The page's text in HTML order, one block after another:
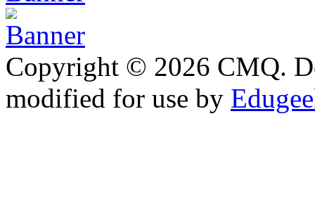
Copyright © 2026 CMQ.
modified for use by